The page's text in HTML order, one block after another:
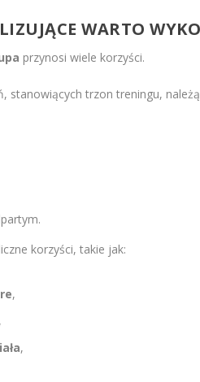
WARTO
przynosi wiele korzyści.
stanowiących trzon treningu,
korzyści, takie jak:
,
,